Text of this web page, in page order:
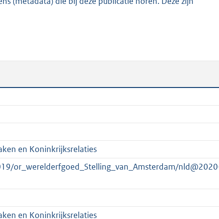
7
en Koninkrijksrelaties
or_werelderfgoed_Stelling_van_Amsterdam/
en Koninkrijksrelaties